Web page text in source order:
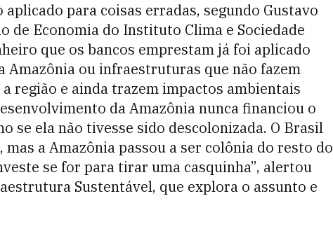
para coisas erradas, segundo Gustavo
de Economia do Instituto Clima e Sociedade
que os bancos emprestam já foi aplicado
Amazônia ou infraestruturas que não fazem
região e ainda trazem impactos ambientais
da Amazônia nunca financiou o
se ela não tivesse sido descolonizada. O Brasil
a Amazônia passou a ser colônia do resto do
se for para tirar uma casquinha”, alertou
Sustentável, que explora o assunto e